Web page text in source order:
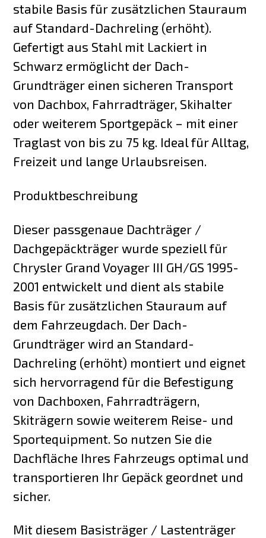
stabile Basis für zusätzlichen Stauraum
auf Standard-Dachreling (erhöht).
Gefertigt aus Stahl mit Lackiert in
Schwarz ermöglicht der Dach-
Grundträger einen sicheren Transport
von Dachbox, Fahrradträger, Skihalter
oder weiterem Sportgepäck – mit einer
Traglast von bis zu 75 kg. Ideal für Alltag,
Freizeit und lange Urlaubsreisen.
Produktbeschreibung
Dieser passgenaue Dachträger /
Dachgepäckträger wurde speziell für
Chrysler Grand Voyager III GH/GS 1995-
2001 entwickelt und dient als stabile
Basis für zusätzlichen Stauraum auf
dem Fahrzeugdach. Der Dach-
Grundträger wird an Standard-
Dachreling (erhöht) montiert und eignet
sich hervorragend für die Befestigung
von Dachboxen, Fahrradträgern,
Skiträgern sowie weiterem Reise- und
Sportequipment. So nutzen Sie die
Dachfläche Ihres Fahrzeugs optimal und
transportieren Ihr Gepäck geordnet und
sicher.
Mit diesem Basisträger / Lastenträger